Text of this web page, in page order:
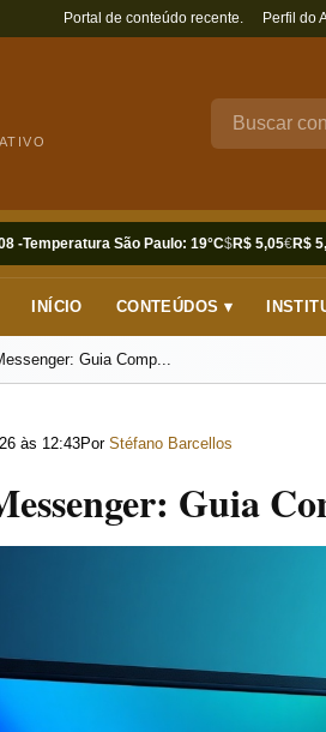
Portal de conteúdo recente. Perfil do
-Temperatura São Paulo: 19°C$R$ 5,05€R$
INÍCIO CONTEÚDOS ▾
Guia Comp...
às 12:43Por Stéfano Barcellos
Guia